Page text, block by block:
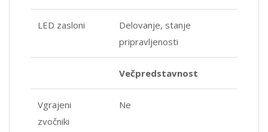
LED zasloni
Delovanje, stanje
pripravljenosti
Večpredstavnost
Vgrajeni
zvočniki
Ne